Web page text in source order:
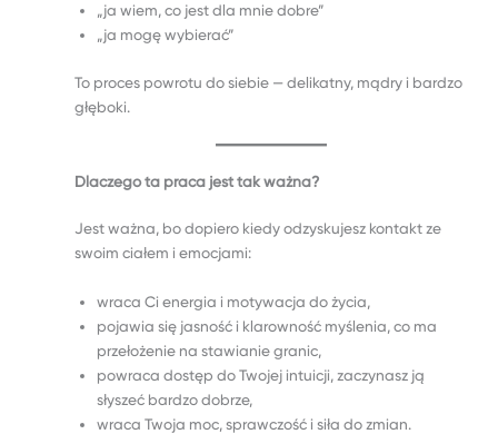
„ja wiem, co jest dla mnie dobre”
„ja mogę wybierać”
To proces powrotu do siebie — delikatny, mądry i bardzo
głęboki.
Dlaczego ta praca jest tak ważna?
Jest ważna, bo dopiero kiedy odzyskujesz kontakt ze
swoim ciałem i emocjami:
wraca Ci energia i motywacja do życia,
pojawia się jasność i klarowność myślenia, co ma
przełożenie na stawianie granic,
powraca dostęp do Twojej intuicji, zaczynasz ją
słyszeć bardzo dobrze,
wraca Twoja moc, sprawczość i siła do zmian.